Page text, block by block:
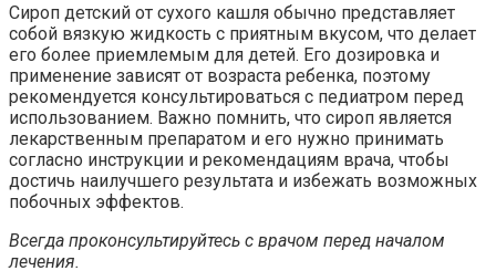
Сироп детский от сухого кашля обычно представляет
собой вязкую жидкость с приятным вкусом, что делает
его более приемлемым для детей. Его дозировка и
применение зависят от возраста ребенка, поэтому
рекомендуется консультироваться с педиатром перед
использованием. Важно помнить, что сироп является
лекарственным препаратом и его нужно принимать
согласно инструкции и рекомендациям врача, чтобы
достичь наилучшего результата и избежать возможных
побочных эффектов.
Всегда проконсультируйтесь с врачом перед началом
лечения.